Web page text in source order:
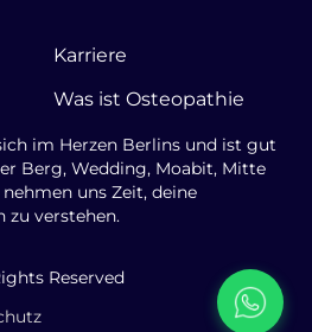
Karriere
Was ist Osteopathie
im Herzen Berlins und ist gut
Berg, Wedding, Moabit, Mitte
uns Zeit, deine
zu verstehen.
Reserved